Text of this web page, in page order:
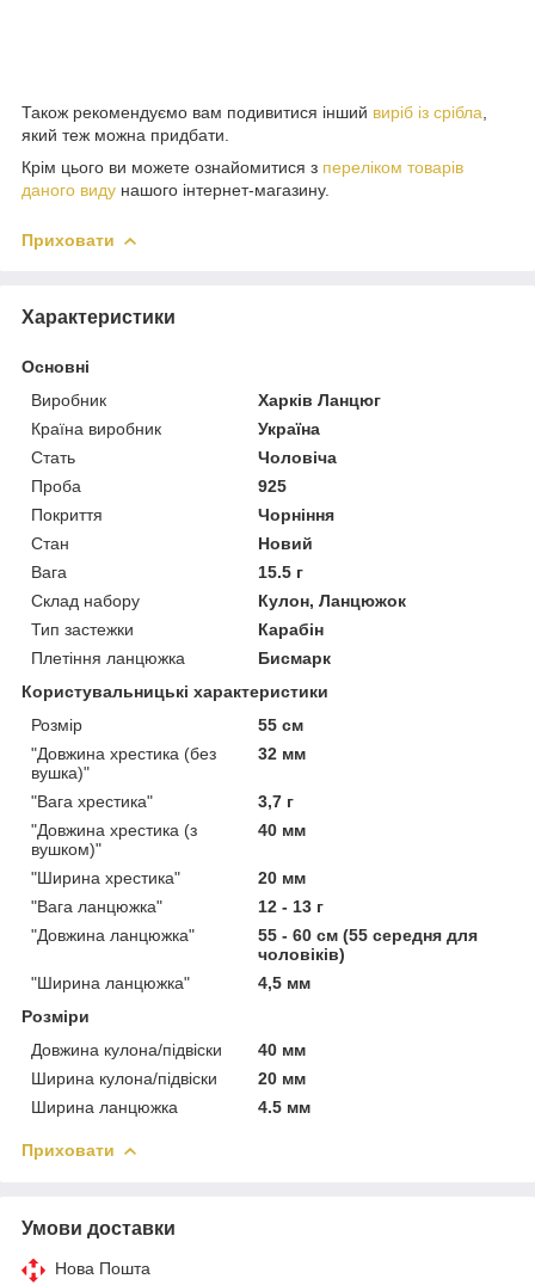
Також рекомендуємо вам подивитися інший виріб із срібла
який теж можна придбати.
Крім цього ви можете ознайомитися з переліком товарів
даного виду нашого інтернет-магазину.
Приховати
Характеристики
Основні
Виробник
Харків Ланцюг
Країна виробник
Україна
Стать
Чоловіча
Проба
925
Покриття
Чорніння
Стан
Новий
Вага
15.5 г
Склад набору
Кулон, Ланцюжок
Тип застежки
Карабін
Плетіння ланцюжка
Бисмарк
Користувальницькі характеристики
Розмір
55 см
"Довжина хрестика (без
вушка)"
32 мм
"Вага хрестика"
3,7 г
"Довжина хрестика (з
вушком)"
40 мм
"Ширина хрестика"
20 мм
"Вага ланцюжка"
12 - 13 г
"Довжина ланцюжка"
55 - 60 см (55 середня для
чоловіків)
"Ширина ланцюжка"
4,5 мм
Розміри
Довжина кулона/підвіски
40 мм
Ширина кулона/підвіски
20 мм
Ширина ланцюжка
4.5 мм
Приховати
Умови доставки
Нова Пошта